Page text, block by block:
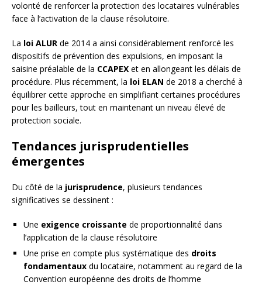
volonté de renforcer la protection des locataires vulnérables
face à l’activation de la clause résolutoire.
La loi ALUR de 2014 a ainsi considérablement renforcé les
dispositifs de prévention des expulsions, en imposant la
saisine préalable de la CCAPEX et en allongeant les délais de
procédure. Plus récemment, la loi ELAN de 2018 a cherché à
équilibrer cette approche en simplifiant certaines procédures
pour les bailleurs, tout en maintenant un niveau élevé de
protection sociale.
Tendances jurisprudentielles
émergentes
Du côté de la jurisprudence, plusieurs tendances
significatives se dessinent :
Une exigence croissante de proportionnalité dans
l’application de la clause résolutoire
Une prise en compte plus systématique des droits
fondamentaux du locataire, notamment au regard de la
Convention européenne des droits de l’homme